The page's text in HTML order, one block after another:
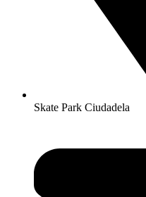
Skate Park Ciudadela